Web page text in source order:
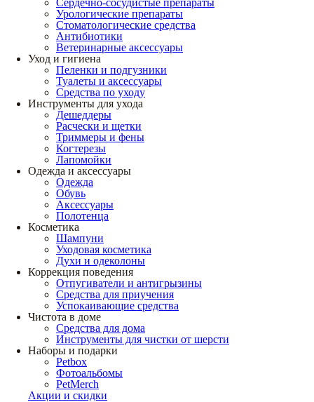
Сердечно-сосудистые препараты
Урологические препараты
Стоматологические средства
Антибиотики
Ветеринарные аксессуары
Уход и гигиена
Пеленки и подгузники
Туалеты и аксессуары
Средства по уходу
Инструменты для ухода
Дешеддеры
Расчески и щетки
Триммеры и фены
Когтерезы
Лапомойки
Одежда и аксессуары
Одежда
Обувь
Аксессуары
Полотенца
Косметика
Шампуни
Уходовая косметика
Духи и одеколоны
Коррекция поведения
Отпугиватели и антигрызины
Средства для приучения
Успокаивающие средства
Чистота в доме
Средства для дома
Инструменты для чистки от шерсти
Наборы и подарки
Petbox
Фотоальбомы
PetMerch
Акции и скидки